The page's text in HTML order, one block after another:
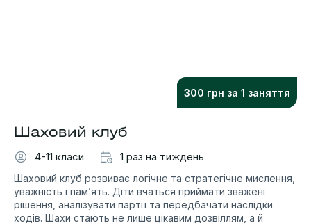
300 грн за 1 заняття
Шаховий клуб
4-11 класи
1 раз на тиждень
Шаховий клуб розвиває логічне та стратегічне мислення,
уважність і пам’ять. Діти вчаться приймати зважені
рішення, аналізувати партії та передбачати наслідки
ходів. Шахи стають не лише цікавим дозвіллям, а й